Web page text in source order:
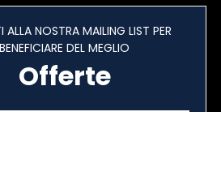
ALLA NOSTRA MAILING LIST PER
BENEFICIARE DEL MEGLIO
Offerte